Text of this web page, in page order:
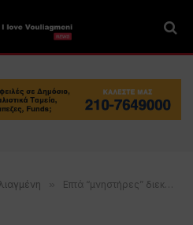
» Επτά “μνηστήρες” διεκδικούν την “Ακτή Βουλιαγμένης”